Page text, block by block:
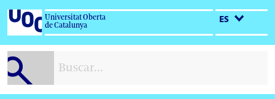
Salta
contenido
Universitat Oberta
de Catalunya
ES